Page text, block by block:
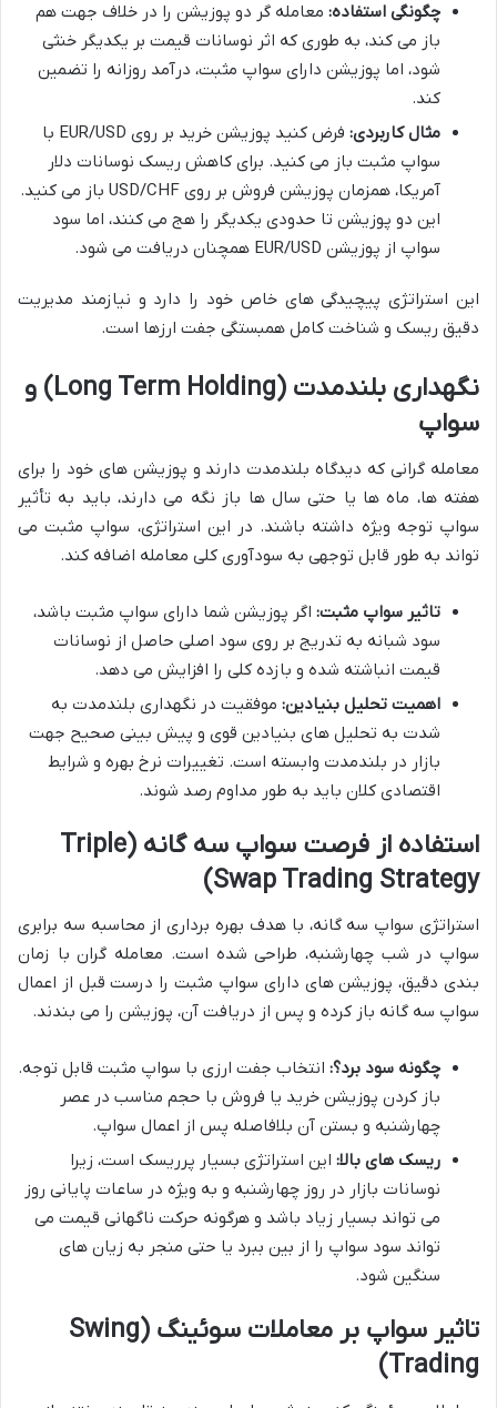
چگونگی استفاده: معامله گر دو پوزیشن را در خلاف جهت هم
باز می کند، به طوری که اثر نوسانات قیمت بر یکدیگر خنثی
شود، اما پوزیشن دارای سواپ مثبت، درآمد روزانه را تضمین
کند.
مثال کاربردی:
فرض کنید پوزیشن خرید بر روی EUR/USD با
سواپ مثبت باز می کنید. برای کاهش ریسک نوسانات دلار
آمریکا، همزمان پوزیشن فروش بر روی USD/CHF باز می کنید.
این دو پوزیشن تا حدودی یکدیگر را هج می کنند، اما سود
سواپ از پوزیشن EUR/USD همچنان دریافت می شود.
این استراتژی پیچیدگی های خاص خود را دارد و نیازمند مدیریت
دقیق ریسک و شناخت کامل همبستگی جفت ارزها است.
نگهداری بلندمدت (Long Term Holding) و
سواپ
معامله گرانی که دیدگاه بلندمدت دارند و پوزیشن های خود را برای
هفته ها، ماه ها یا حتی سال ها باز نگه می دارند، باید به تأثیر
سواپ توجه ویژه داشته باشند. در این استراتژی، سواپ مثبت می
تواند به طور قابل توجهی به سودآوری کلی معامله اضافه کند.
تاثیر سواپ مثبت: اگر پوزیشن شما دارای سواپ مثبت باشد،
سود شبانه به تدریج بر روی سود اصلی حاصل از نوسانات
قیمت انباشته شده و بازده کلی را افزایش می دهد.
اهمیت تحلیل بنیادین: موفقیت در نگهداری بلندمدت به
شدت به تحلیل های بنیادین قوی و پیش بینی صحیح جهت
بازار در بلندمدت وابسته است. تغییرات نرخ بهره و شرایط
اقتصادی کلان باید به طور مداوم رصد شوند.
استفاده از فرصت سواپ سه گانه (Triple
Swap Trading Strategy)
استراتژی سواپ سه گانه، با هدف بهره برداری از محاسبه سه برابری
سواپ در شب چهارشنبه، طراحی شده است. معامله گران با زمان
بندی دقیق، پوزیشن های دارای سواپ مثبت را درست قبل از اعمال
سواپ سه گانه باز کرده و پس از دریافت آن، پوزیشن را می بندند.
چگونه سود برد؟: انتخاب جفت ارزی با سواپ مثبت قابل توجه.
باز کردن پوزیشن خرید یا فروش با حجم مناسب در عصر
چهارشنبه و بستن آن بلافاصله پس از اعمال سواپ.
ریسک های بالا: این استراتژی بسیار پرریسک است، زیرا
نوسانات بازار در روز چهارشنبه و به ویژه در ساعات پایانی روز
می تواند بسیار زیاد باشد و هرگونه حرکت ناگهانی قیمت می
تواند سود سواپ را از بین ببرد یا حتی منجر به زیان های
سنگین شود.
تاثیر سواپ بر معاملات سوئینگ (Swing
Trading)